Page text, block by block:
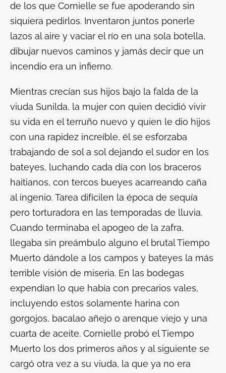
de los que Cornielle se fue apoderando sin
siquiera pedirlos. Inventaron juntos ponerle
lazos al aire y vaciar el río en una sola botella,
dibujar nuevos caminos y jamás decir que un
incendio era un infierno.
Mientras crecían sus hijos bajo la falda de la
viuda Sunilda, la mujer con quien decidió vivir
su vida en el terruño nuevo y quien le dio hijos
con una rapidez increíble, él se esforzaba
trabajando de sol a sol dejando el sudor en los
bateyes, luchando cada día con los braceros
haitianos, con tercos bueyes acarreando caña
al ingenio. Tarea difícilen la época de sequía
pero torturadora en las temporadas de lluvia.
Cuando terminaba el apogeo de la zafra,
llegaba sin preámbulo alguno el brutal Tiempo
Muerto dándole a los campos y bateyes la más
terrible visión de miseria. En las bodegas
expendían lo que había con precarios vales,
incluyendo estos solamente harina con
gorgojos, bacalao añejo o arenque viejo y una
cuarta de aceite. Cornielle probó el Tiempo
Muerto los dos primeros años y al siguiente se
cargó otra vez a su viuda, la que ya no era